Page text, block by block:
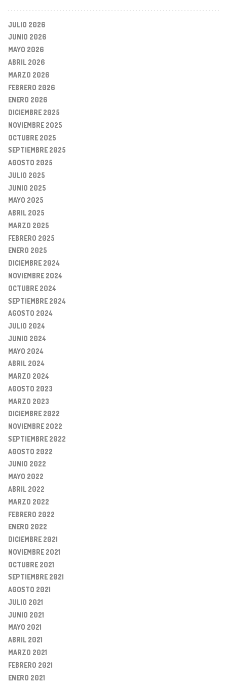
JULIO 2026
JUNIO 2026
MAYO 2026
ABRIL 2026
MARZO 2026
FEBRERO 2026
ENERO 2026
DICIEMBRE 2025
NOVIEMBRE 2025
OCTUBRE 2025
SEPTIEMBRE 2025
AGOSTO 2025
JULIO 2025
JUNIO 2025
MAYO 2025
ABRIL 2025
MARZO 2025
FEBRERO 2025
ENERO 2025
DICIEMBRE 2024
NOVIEMBRE 2024
OCTUBRE 2024
SEPTIEMBRE 2024
AGOSTO 2024
JULIO 2024
JUNIO 2024
MAYO 2024
ABRIL 2024
MARZO 2024
AGOSTO 2023
MARZO 2023
DICIEMBRE 2022
NOVIEMBRE 2022
SEPTIEMBRE 2022
AGOSTO 2022
JUNIO 2022
MAYO 2022
ABRIL 2022
MARZO 2022
FEBRERO 2022
ENERO 2022
DICIEMBRE 2021
NOVIEMBRE 2021
OCTUBRE 2021
SEPTIEMBRE 2021
AGOSTO 2021
JULIO 2021
JUNIO 2021
MAYO 2021
ABRIL 2021
MARZO 2021
FEBRERO 2021
ENERO 2021